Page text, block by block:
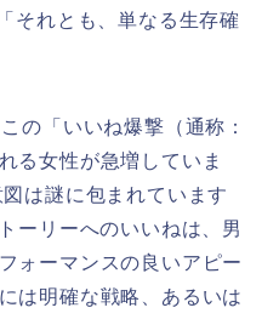
それとも、単なる生存確
の「いいね爆撃（通称：
る女性が急増していま
は謎に包まれています
ーリーへのいいねは、男
ォーマンスの良いアピー
は明確な戦略、あるいは